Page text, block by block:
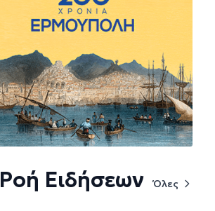
Ροή Ειδήσεων Όλες